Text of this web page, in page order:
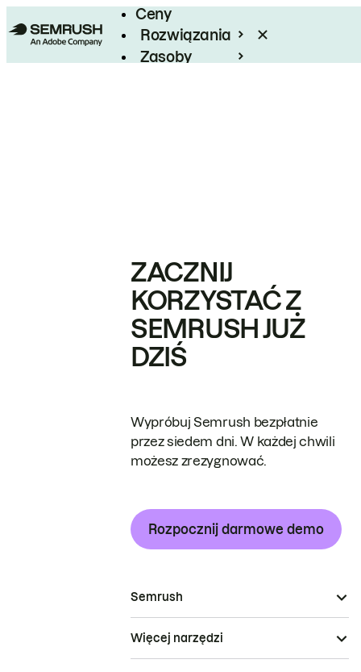
Ceny
Rozwiązania
Zasoby
ZACZNIJ
KORZYSTAĆ Z
SEMRUSH JUŻ
DZIŚ
Wypróbuj Semrush bezpłatnie
przez siedem dni. W każdej chwili
możesz zrezygnować.
Rozpocznij darmowe demo
Semrush
Więcej narzędzi